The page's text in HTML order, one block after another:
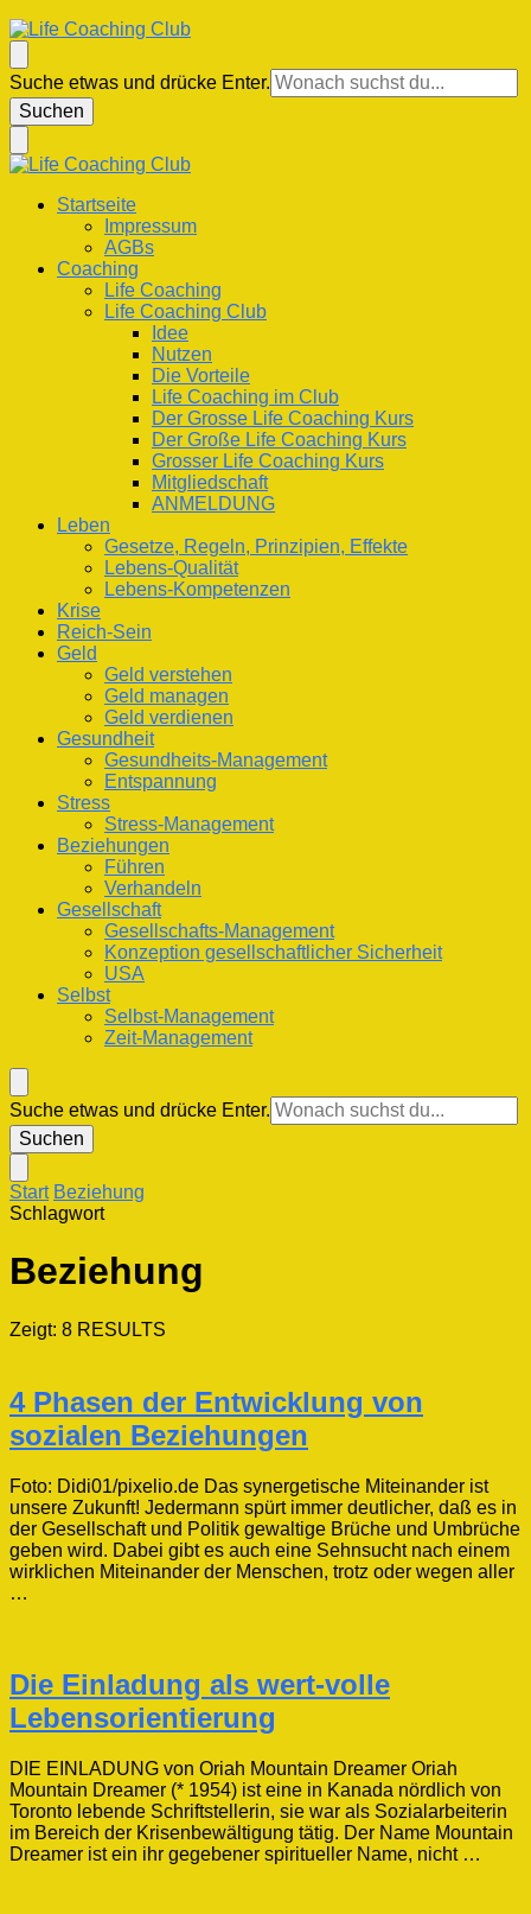
Life Coaching Club
Für Deine Lebenskompetenz
Suchst
du
nach
Suche etwas und drücke Enter.
Life Coaching Club
Für Deine Lebenskompetenz
Startseite
Impressum
AGBs
Coaching
Life Coaching
Life Coaching Club
Idee
Nutzen
Die Vorteile
Life Coaching im Club
Der Grosse Life Coaching Kurs
Der Große Life Coaching Kurs
Grosser Life Coaching Kurs
Mitgliedschaft
ANMELDUNG
Leben
Gesetze, Regeln, Prinzipien, Effekte
Lebens-Qualität
Lebens-Kompetenzen
Krise
Reich-Sein
Geld
Geld verstehen
Geld managen
Geld verdienen
Gesundheit
Gesundheits-Management
Entspannung
Stress
Stress-Management
Beziehungen
Führen
Verhandeln
Gesellschaft
Gesellschafts-Management
Konzeption gesellschaftlicher Sicherheit
USA
Selbst
Selbst-Management
Zeit-Management
Suchst
du
nach
Suche etwas und drücke Enter.
Start Beziehung
Schlagwort
Beziehung
Zeigt: 8 RESULTS
4 Phasen der Entwicklung von
sozialen Beziehungen
Foto: Didi01/pixelio.de Das synergetische Miteinander ist
unsere Zukunft! Jedermann spürt immer deutlicher, daß es in
der Gesellschaft und Politik gewaltige Brüche und Umbrüche
geben wird. Dabei gibt es auch eine Sehnsucht nach einem
wirklichen Miteinander der Menschen, trotz oder wegen aller
…
Die Einladung als wert-volle
Lebensorientierung
DIE EINLADUNG von Oriah Mountain Dreamer Oriah
Mountain Dreamer (* 1954) ist eine in Kanada nördlich von
Toronto lebende Schriftstellerin, sie war als Sozialarbeiterin
im Bereich der Krisenbewältigung tätig. Der Name Mountain
Dreamer ist ein ihr gegebener spiritueller Name, nicht …